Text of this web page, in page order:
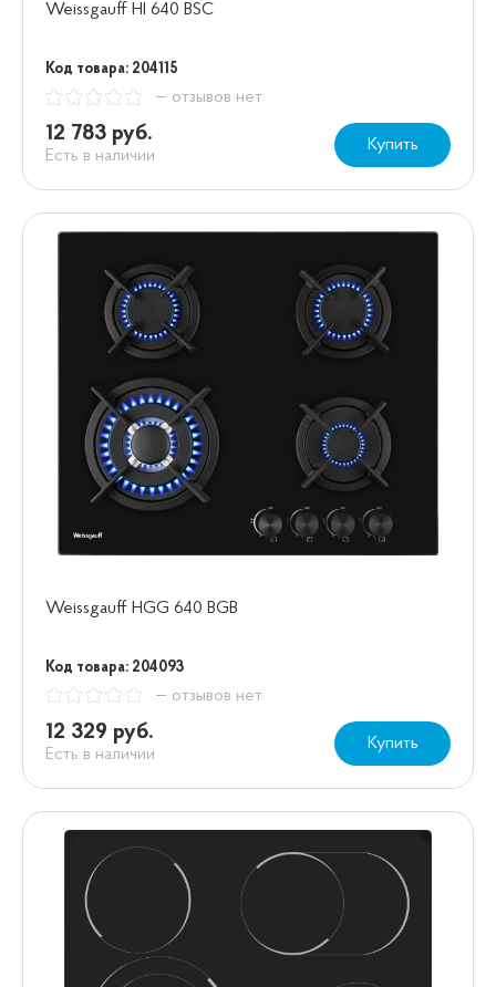
Weissgauff HI 640 BSC
Код товара: 204115
— отзывов нет
12 783 руб.
Есть в наличии
Купить
Weissgauff HGG 640 BGB
Код товара: 204093
— отзывов нет
12 329 руб.
Есть в наличии
Купить